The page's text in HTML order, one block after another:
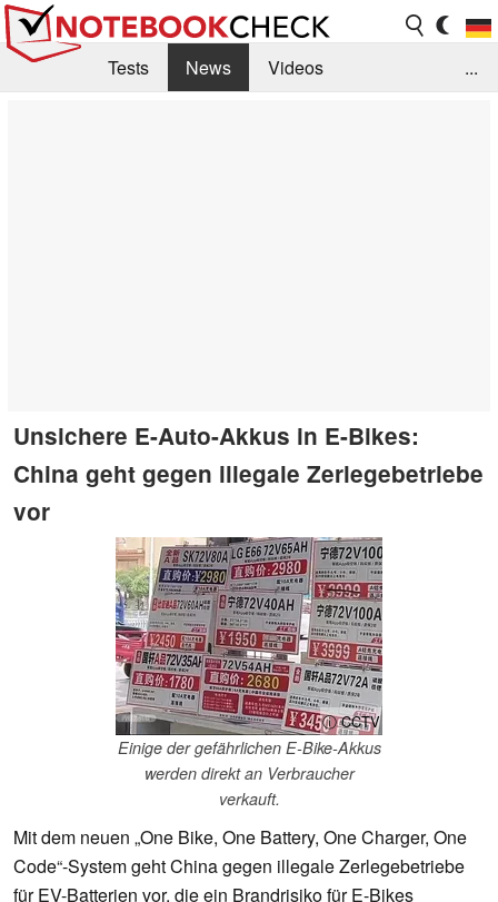
Tests News
Videos
...
Unsichere E-Auto-Akkus in E-Bikes:
China geht gegen illegale Zerlegebetriebe
vor
ⓘ CCTV
Einige der gefährlichen E-Bike-Akkus
werden direkt an Verbraucher
verkauft.
Mit dem neuen „One Bike, One Battery, One Charger, One
Code“-System geht China gegen illegale Zerlegebetriebe
für EV-Batterien vor, die ein Brandrisiko für E-Bikes